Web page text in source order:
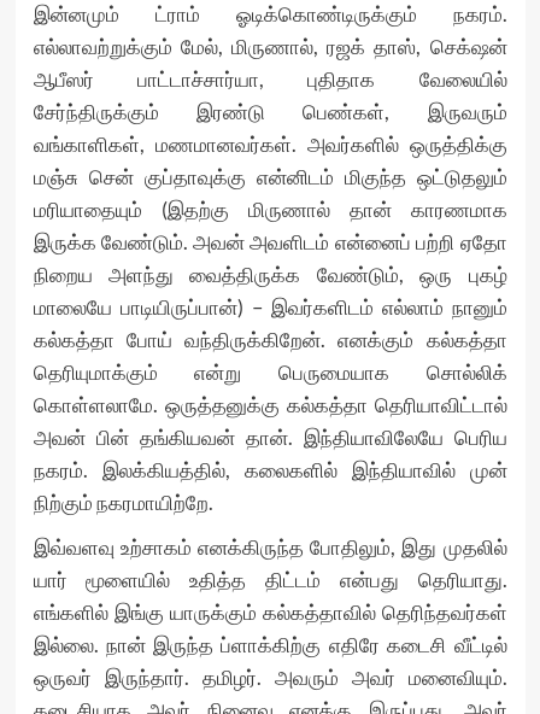
இன்னமும் ட்ராம் ஓடிக்கொண்டிருக்கும் நகரம்.
எல்லாவற்றுக்கும் மேல், மிருணால், ரஜக் தாஸ், செக்‌ஷன்
ஆபீஸர் பாட்டாச்சார்யா, புதிதாக வேலையில்
சேர்ந்திருக்கும் இரண்டு பெண்கள், இருவரும்
வங்காளிகள், மணமானவர்கள். அவர்களில் ஒருத்திக்கு
மஞ்சு சென் குப்தாவுக்கு என்னிடம் மிகுந்த ஒட்டுதலும்
மரியாதையும் (இதற்கு மிருணால் தான் காரணமாக
இருக்க வேண்டும். அவன் அவளிடம் என்னைப் பற்றி ஏதோ
நிறைய அளந்து வைத்திருக்க வேண்டும், ஒரு புகழ்
மாலையே பாடியிருப்பான்) – இவர்களிடம் எல்லாம் நானும்
கல்கத்தா போய் வந்திருக்கிறேன். எனக்கும் கல்கத்தா
தெரியுமாக்கும் என்று பெருமையாக சொல்லிக்
கொள்ளலாமே. ஒருத்தனுக்கு கல்கத்தா தெரியாவிட்டால்
அவன் பின் தங்கியவன் தான். இந்தியாவிலேயே பெரிய
நகரம். இலக்கியத்தில், கலைகளில் இந்தியாவில் முன்
நிற்கும் நகரமாயிற்றே.
இவ்வளவு உற்சாகம் எனக்கிருந்த போதிலும், இது முதலில்
யார் மூளையில் உதித்த திட்டம் என்பது தெரியாது.
எங்களில் இங்கு யாருக்கும் கல்கத்தாவில் தெரிந்தவர்கள்
இல்லை. நான் இருந்த ப்ளாக்கிற்கு எதிரே கடைசி வீட்டில்
ஒருவர் இருந்தார். தமிழர். அவரும் அவர் மனைவியும்.